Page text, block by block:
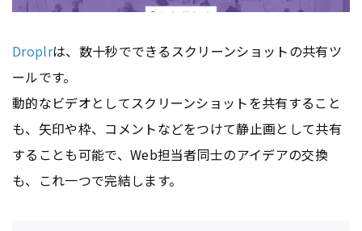
Droplrは、数十秒でできるスクリーンショットの共有ツ
ールです。
動的なビデオとしてスクリーンショットを共有すること
も、矢印や枠、コメントなどをつけて静止画として共有
することも可能で、Web担当者同士のアイデアの交換
も、これ一つで完結します。